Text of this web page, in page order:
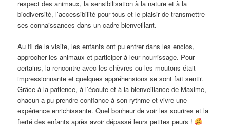
respect des animaux, la sensibilisation à la nature et à la
biodiversité, l’accessibilité pour tous et le plaisir de transmettre
ses connaissances dans un cadre bienveillant.
Au fil de la visite, les enfants ont pu entrer dans les enclos,
approcher les animaux et participer à leur nourrissage. Pour
certains, la rencontre avec les chèvres ou les moutons était
impressionnante et quelques appréhensions se sont fait sentir.
Grâce à la patience, à l’écoute et à la bienveillance de Maxime,
chacun a pu prendre confiance à son rythme et vivre une
expérience enrichissante. Quel bonheur de voir les sourires et la
fierté des enfants après avoir dépassé leurs petites peurs !